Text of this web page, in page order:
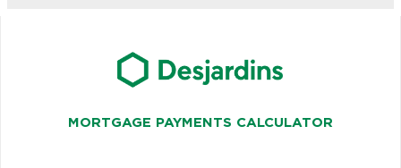
MORTGAGE PAYMENTS CALCULATOR